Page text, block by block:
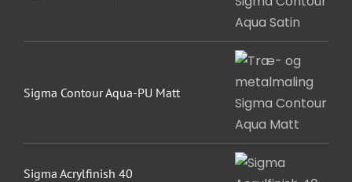
Sigma Contour Aqua-PU Matt
Sigma Acrylfinish 40